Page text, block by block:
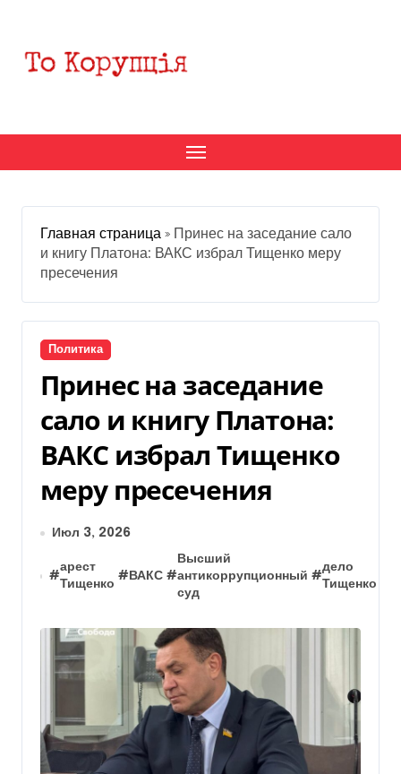
содержанию
Главная страница » Принес на заседание сало
и книгу Платона: ВАКС избрал Тищенко меру
пресечения
Политика
Принес на заседание
сало и книгу Платона:
ВАКС избрал Тищенко
меру пресечения
Июл 3, 2026
#
арест
Тищенко
#ВАКС #
Высший
антикоррупционный
суд
#
дело
Тищенко